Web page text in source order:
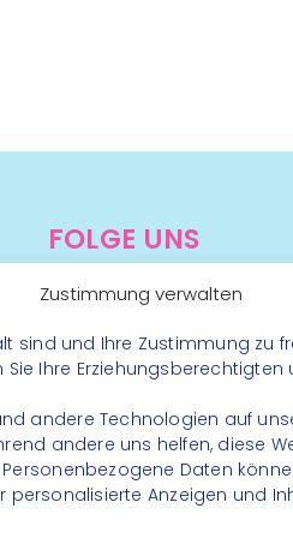
Zustimmung verwalten
sind und Ihre Zustimmung zu
Ihre Erziehungsberechtigten
andere Technologien auf
andere uns helfen, diese
Daten
personalisierte Anzeigen und
FOLGE UNS
Instagram